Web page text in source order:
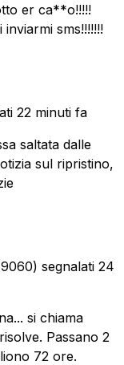
er ca**o!!!!!
sms!!!!!!!
22 minuti fa
saltata dalle
sul ripristino,
segnalati 24
si chiama
Passano 2
72 ore.